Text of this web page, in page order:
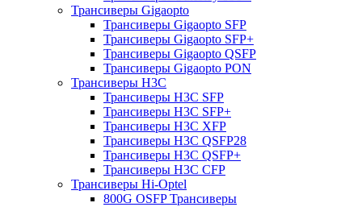
Трансиверы Gigaopto
Трансиверы Gigaopto SFP
Трансиверы Gigaopto SFP+
Трансиверы Gigaopto QSFP
Трансиверы Gigaopto PON
Трансиверы H3C
Трансиверы H3C SFP
Трансиверы H3C SFP+
Трансиверы H3C XFP
Трансиверы H3C QSFP28
Трансиверы H3C QSFP+
Трансиверы H3C CFP
Трансиверы Hi-Optel
800G OSFP Трансиверы